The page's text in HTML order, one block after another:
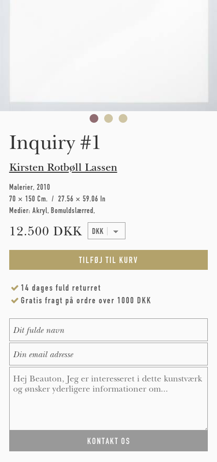
Inquiry #1
Kirsten Rotbøll Lassen
Malerier 2010
70 × 150 Cm
27.56 × 59.06 In
Medier: Akryl Bomuldslærred
12.500 DKK
14 dages fuld returret
Gratis fragt på ordre over 1000 DKK